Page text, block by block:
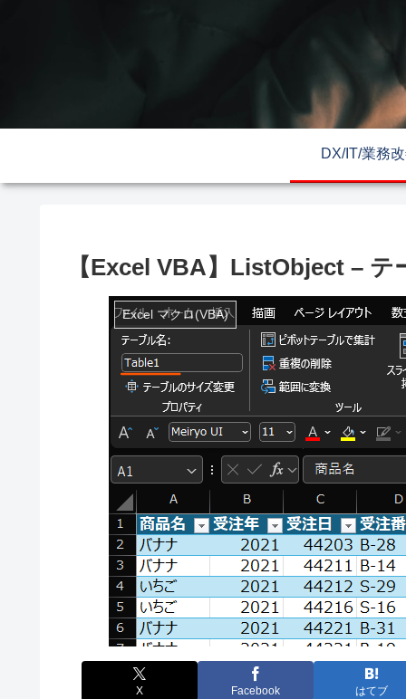
DX/IT/業務
【Excel VBA】ListObject – テ
Excel マクロ(VBA)
X Facebook はてブ